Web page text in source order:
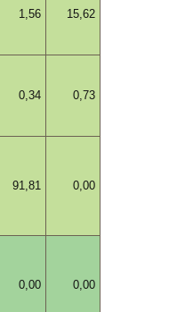
1,56 15,62
0,34 0,73
91,81 0,00
0,00 0,00